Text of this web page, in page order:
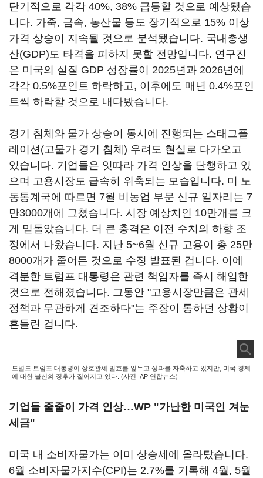
단기적으로 각각 40%, 38% 급등할 것으로 예상됐습
니다. 가죽, 금속, 농산물 등도 장기적으로 15% 이상
가격 상승이 지속될 것으로 분석됐습니다. 국내총생
산(GDP)도 타격을 피하지 못할 전망입니다. 연구진
은 미국의 실질 GDP 성장률이 2025년과 2026년에
각각 0.5%포인트 하락하고, 이후에도 매년 0.4%포인
트씩 하락할 것으로 내다봤습니다.
경기 침체와 물가 상승이 동시에 진행되는 스태그플
레이션(고물가 경기 침체) 우려도 현실로 다가오고
있습니다. 기업들은 잇따라 가격 인상을 단행하고 있
으며 고용시장도 급속히 위축되는 모습입니다. 미 노
동통계국에 따르면 7월 비농업 부문 신규 일자리는 7
만3000개에 그쳤습니다. 시장 예상치인 10만개를 크
게 밑돌았습니다. 더 큰 충격은 이전 수치의 하향 조
정에서 나왔습니다. 지난 5~6월 신규 고용이 총 25만
8000개가 줄어든 것으로 수정 발표된 겁니다. 이에
격분한 트럼프 대통령은 관련 책임자를 즉시 해임한
것으로 전해졌습니다. 그동안 "고용시장만큼은 관세
정책과 무관하게 견조하다"는 주장이 통하던 상황이
흔들린 겁니다.
도널드 트럼프 대통령이 상호관세 발효를 앞두고 성과를 자축하고 있지만, 미국 경제
에 대한 불신의 징후가 짙어지고 있다. (사진=AP 연합뉴스)
기업들 줄줄이 가격 인상…WP "가난한 미국인 겨눈
세금"
미국 내 소비자물가는 이미 상승세에 올라탔습니다.
6월 소비자물가지수(CPI)는 2.7%를 기록해 4월, 5월